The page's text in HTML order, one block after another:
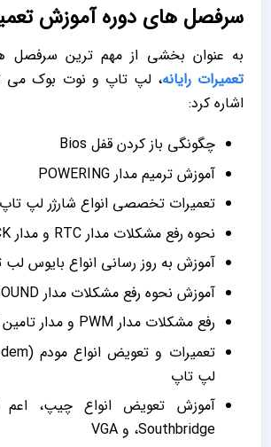
سرفصل های دوره آموزش
به عنوان بخشی از مهم ترین سرفصل
تعمیرات رایانه، لپ تاپ و نوت بوک می
اشاره کرد:
چگونگی باز کردن قفل Bios
آموزش ترمیم مدار POWERING
تعمیرات تخصصی انواع شارژر لپ تاپ
نحوه رفع مشکلات مدار RTC و مدار CLOCK
آموزش به روز رسانی انواع بایوس
آموزش نحوه رفع مشکلات مدار SOUND و مدار LAN
رفع مشکلات مدار PWM و مدار تامین کننده ولتاژ CPU
لپ تاپ
،Southbridge و VGA